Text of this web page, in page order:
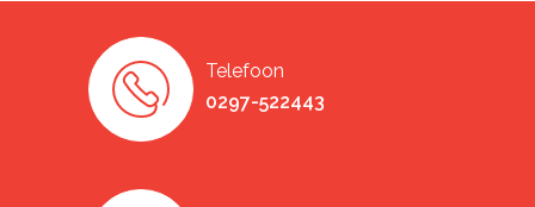
Telefoon
0297-522443